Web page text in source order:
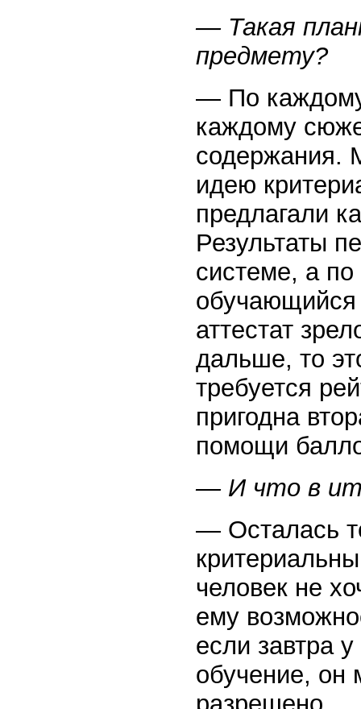
— Такая
предмету?
— По
каждому
содержания.
идею
предлагали
Результаты
системе, а
обучающийся
аттестат
дальше, то
требуется
пригодна
помощи
— И что в
— Осталась
человек не
ему
если завтра
обучение, он